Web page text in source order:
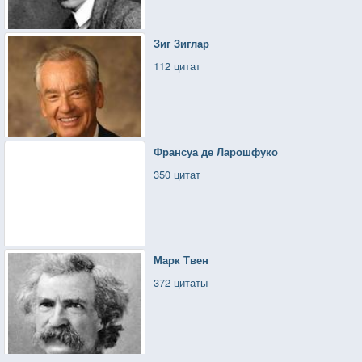
Зиг Зиглар
112 цитат
Франсуа де Ларошфуко
350 цитат
Марк Твен
372 цитаты